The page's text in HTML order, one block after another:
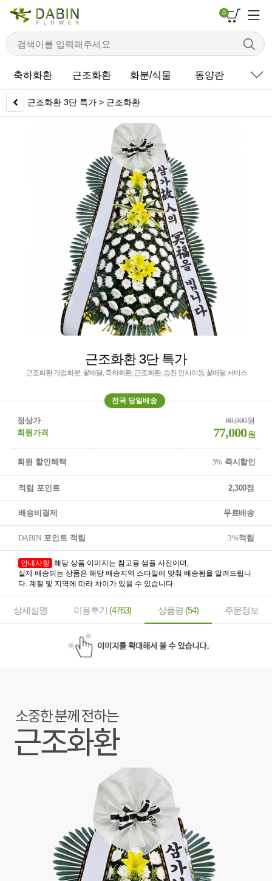
0
축하화환 근조화환 화분/식물 동양란 서
근조화환 3단 특가 > 근조화환
근조화환 3단 특가
근조화환 개업화분, 꽃배달, 축하화환, 근조화환, 승진 인사이동 꽃배달 서비스
전국 당일배송
정상가
80,000원
회원가격
77,000원
회원 할인혜택 3% 즉시할인
적립 포인트 2,300점
배송비결제 무료배송
DABIN 포인트 적립 3%적립
안내사항 해당 상품 이미지는 참고용 샘플 사진이며,
실제 배송되는 상품은 해당 배송지역 스타일에 맞춰 배송됨을 알려드립니
다. 계절 및 지역에 따라 차이가 있을 수 있습니다.
상세설명 이용후기 (4763) 상품평 (54) 주문정보